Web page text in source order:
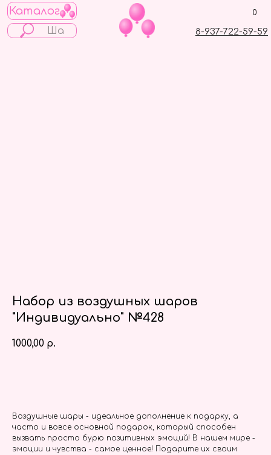
Каталог
8-937-722-59-59
0
Набор из воздушных шаров
"Индивидуально" №428
1000,00 р.
Воздушные шары - идеальное дополнение к подарку, а
часто и вовсе основной подарок, который способен
вызвать просто бурю позитивных эмоций! В нашем мире -
эмоции и чувства - самое ценное! Подарите их своим